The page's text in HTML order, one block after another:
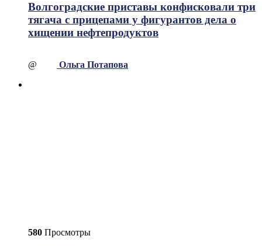
Волгоградские приставы конфисковали три
тягача с прицепами у фигурантов дела о
хищении нефтепродуктов
@ Ольга Потапова
580 Просмотры